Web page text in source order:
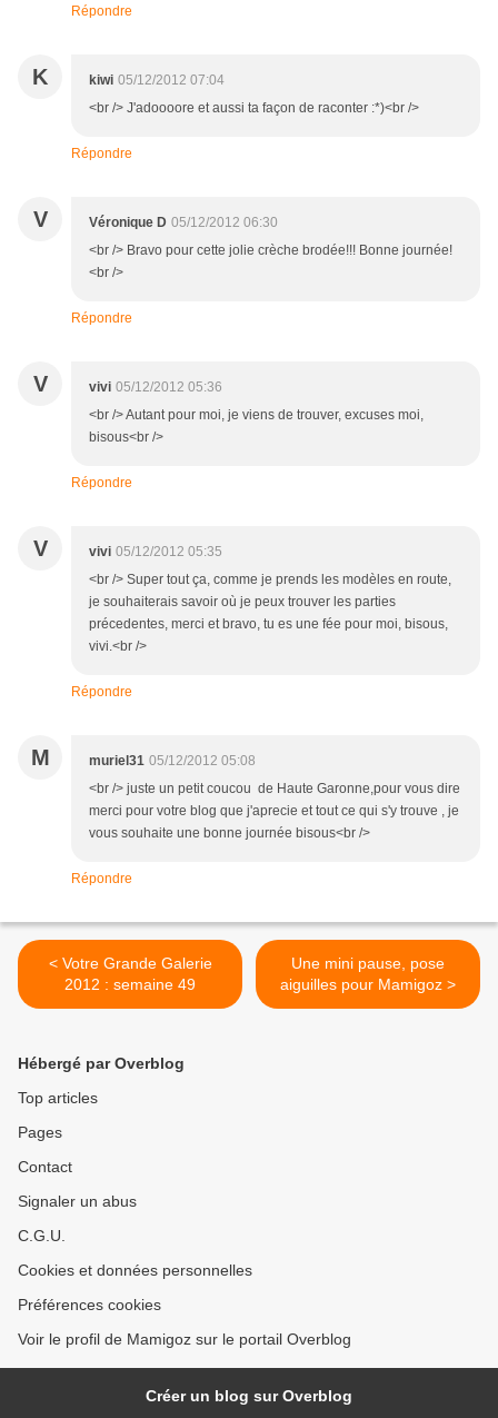
Répondre
K kiwi 05/12/2012 07:04
<br /> J'adoooore et aussi ta façon de raconter :*)<br />
Répondre
V Véronique D 05/12/2012 06:30
<br /> Bravo pour cette jolie crèche brodée!!! Bonne journée!
<br />
Répondre
V vivi 05/12/2012 05:36
<br /> Autant pour moi, je viens de trouver, excuses moi,
bisous<br />
Répondre
V vivi 05/12/2012 05:35
<br /> Super tout ça, comme je prends les modèles en route,
je souhaiterais savoir où je peux trouver les parties
précedentes, merci et bravo, tu es une fée pour moi, bisous,
vivi.<br />
Répondre
M muriel31 05/12/2012 05:08
<br /> juste un petit coucou de Haute Garonne,pour vous dire
merci pour votre blog que j'aprecie et tout ce qui s'y trouve , je
vous souhaite une bonne journée bisous<br />
Répondre
< Votre Grande Galerie
2012 : semaine 49
Une mini pause, pose
aiguilles pour Mamigoz >
Hébergé par Overblog
Top articles
Pages
Contact
Signaler un abus
C.G.U.
Cookies et données personnelles
Préférences cookies
Voir le profil de Mamigoz sur le portail Overblog
Créer un blog sur Overblog